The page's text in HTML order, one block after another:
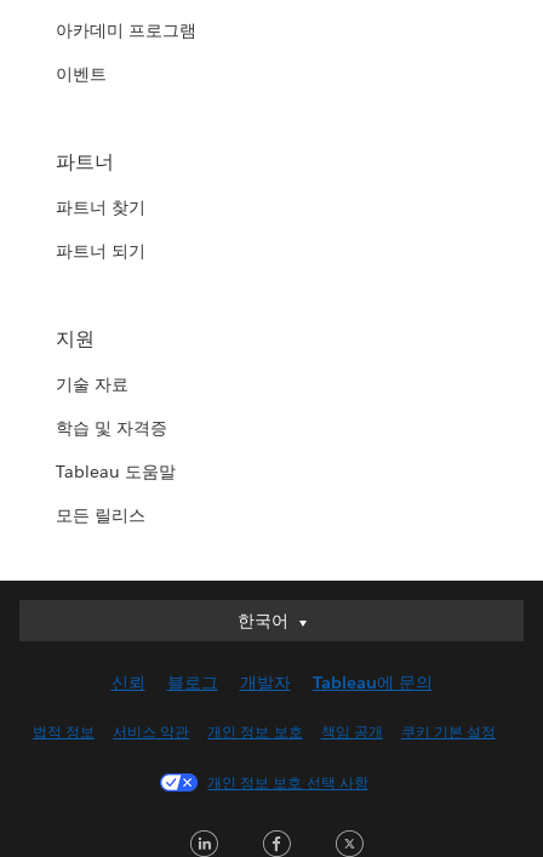
아카데미 프로그램
이벤트
파트너
파트너 찾기
파트너 되기
지원
기술 자료
학습 및 자격증
Tableau 도움말
모든 릴리스
한국어
한국어
English (UK)
Français (Canada)
신뢰 블로그 개발자 Tableau에 문의
법적 정보 서비스 약관 개인 정보 보호 책임 공개 쿠키 기본 설정
개인 정보 보호 선택 사항
LinkedInFacebook